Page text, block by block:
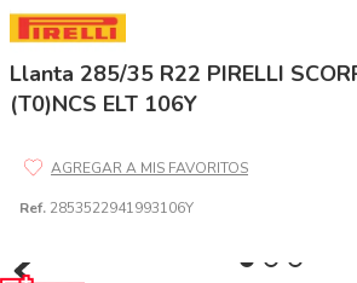
Llanta 285/35 R22 PIRELLI
(T0)NCS ELT 106Y
Ref. 2853522941993106Y
7 195 65 15